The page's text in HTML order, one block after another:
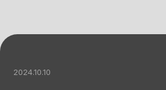
2024.10.10